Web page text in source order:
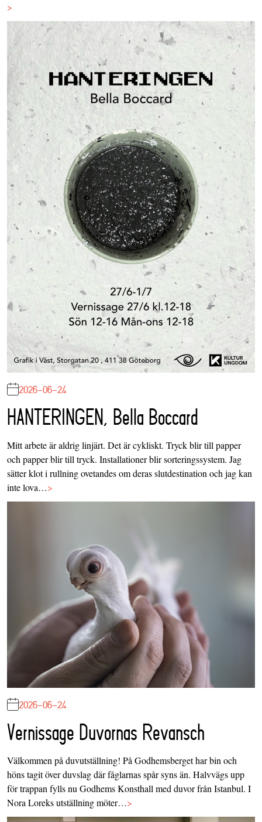
>
2026-06-24
HANTERINGEN, Bella Boccard
Mitt arbete är aldrig linjärt. Det är cykliskt. Tryck blir till papper
och papper blir till tryck. Installationer blir sorteringssystem. Jag
sätter klot i rullning ovetandes om deras slutdestination och jag kan
inte lova…>
2026-06-24
Vernissage Duvornas Revansch
Välkommen på duvutställning! På Godhemsberget har bin och
höns tagit över duvslag där fåglarnas spår syns än. Halvvägs upp
för trappan fylls nu Godhems Konsthall med duvor från Istanbul. I
Nora Loreks utställning möter…>